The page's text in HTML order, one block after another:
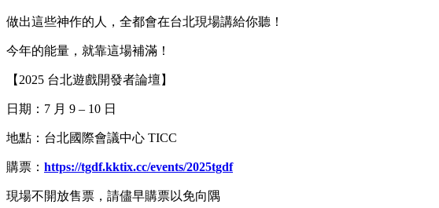
做出這些神作的人，全都會在台北現場講給你聽！
今年的能量，就靠這場補滿！
【2025 台北遊戲開發者論壇】
日期：7 月 9 – 10 日
地點：台北國際會議中心 TICC
購票： https://tgdf.kktix.cc/events/2025tgdf
現場不開放售票，請儘早購票以免向隅